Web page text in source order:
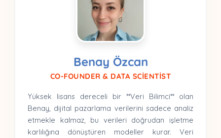
Benay Özcan
CO-FOUNDER & DATA SCIENTIST
Yüksek lisans dereceli bir **Veri Bilimci** olan
Benay, dijital pazarlama verilerini sadece analiz
etmekle kalmaz, bu verileri doğrudan işletme
karlılığına dönüştüren modeller kurar. Veri